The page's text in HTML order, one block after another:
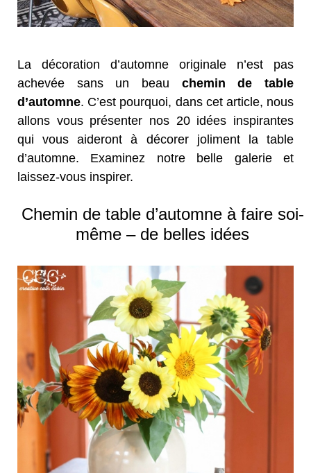
La décoration d’automne originale n’est pas
achevée sans un beau chemin de table
d’automne. C’est pourquoi, dans cet article, nous
allons vous présenter nos 20 idées inspirantes
qui vous aideront à décorer joliment la table
d’automne. Examinez notre belle galerie et
laissez-vous inspirer.
Chemin de table d’automne à faire soi-
même – de belles idées